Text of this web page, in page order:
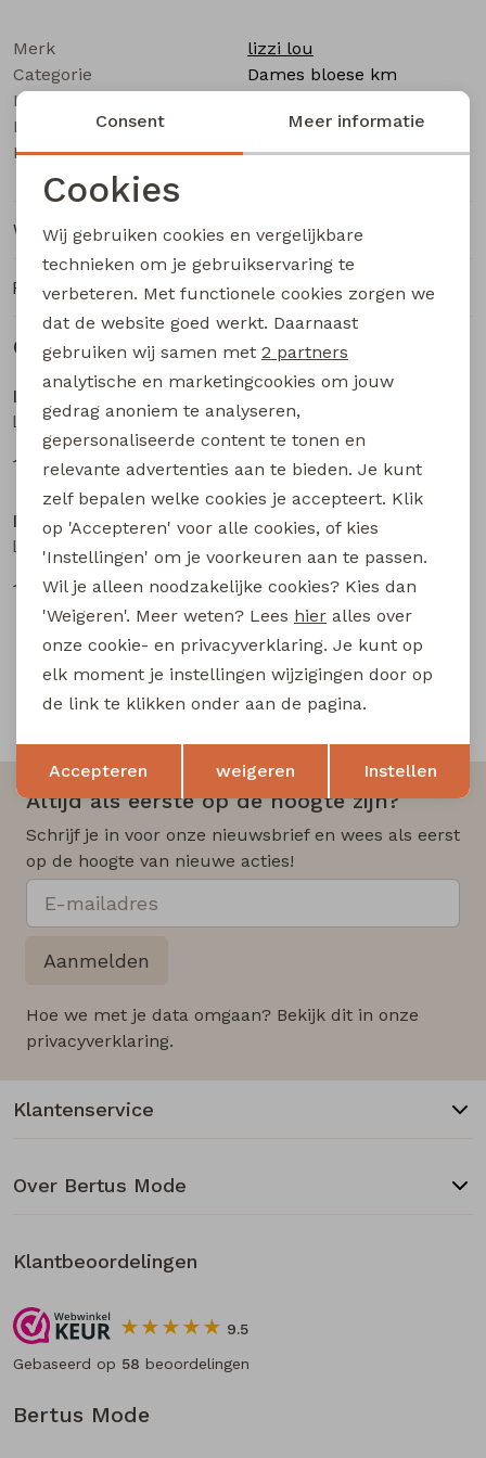
Bermuda's
Piraat broeken
Lange broeken
Merk
lizzi lou
Categorie
Dames bloese km
Leverancierscode
Bestelcode
212000384
Kleur
Groen mos
Winkelvoorraad
Ruilen en retourneren
Gerelateerde producten
Sale
lizzi lou
Luna aop Z10495 dames bloese km Zwart
10,00 19,99
10,00 19,99
Sale
lizzi lou
10,00 19,99
Snelle en betrouwbare levering
Altijd als eerste op de hoogte zijn?
Schrijf je in voor onze nieuwsbrief en wees als eerst
op de hoogte van nieuwe acties!
Aanmelden
Hoe we met je data omgaan? Bekijk dit in onze
privacyverklaring.
Bertus Mode
Klantenservice
Over Bertus Mode
Klantbeoordelingen
9.5
Gebaseerd op 58 beoordelingen
Noodzakelijke cookies
Analytische cookies
Marketing cookies
Terug Opslaan
Consent Meer informatie
Cookies
Wij gebruiken cookies en vergelijkbare
technieken om je gebruikservaring te
verbeteren. Met functionele cookies zorgen we
dat de website goed werkt. Daarnaast
gebruiken wij samen met 2 partners
analytische en marketingcookies om jouw
gedrag anoniem te analyseren,
gepersonaliseerde content te tonen en
relevante advertenties aan te bieden. Je kunt
zelf bepalen welke cookies je accepteert. Klik
op 'Accepteren' voor alle cookies, of kies
'Instellingen' om je voorkeuren aan te passen.
Wil je alleen noodzakelijke cookies? Kies dan
'Weigeren'. Meer weten? Lees hier alles over
onze cookie- en privacyverklaring. Je kunt op
elk moment je instellingen wijzigingen door op
de link te klikken onder aan de pagina.
Accepteren weigeren Instellen